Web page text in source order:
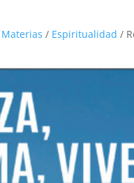
Materias / Espiritualidad /